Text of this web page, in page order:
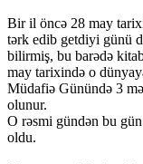
Bir il öncə 28 may
tərk edib getdiyi günü
bilirmiş, bu barədə
may tarixində o
Müdafiə Günündə 3
olunur.
O rəsmi gündən bu
oldu.